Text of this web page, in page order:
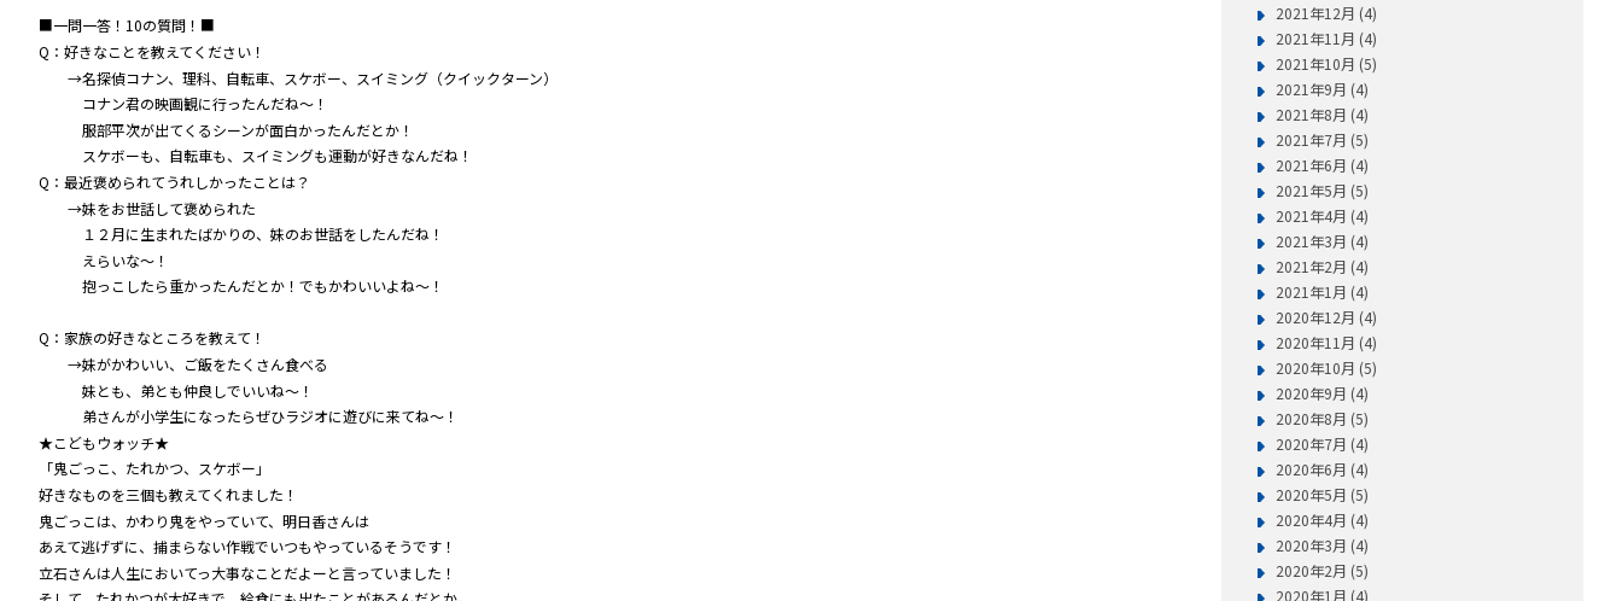
■一問一答！10の質問！■
Q：好きなことを教えてください！
→名探偵コナン、理科、自転車、スケボー、スイミング（クイックターン）
コナン君の映画観に行ったんだね～！
服部平次が出てくるシーンが面白かったんだとか！
スケボーも、自転車も、スイミングも運動が好きなんだね！
Q：最近褒められてうれしかったことは？
→妹をお世話して褒められた
１２月に生まれたばかりの、妹のお世話をしたんだね！
えらいな～！
抱っこしたら重かったんだとか！でもかわいいよね～！
Q：家族の好きなところを教えて！
→妹がかわいい、ご飯をたくさん食べる
妹とも、弟とも仲良しでいいね～！
弟さんが小学生になったらぜひラジオに遊びに来てね～！
★こどもウォッチ★
「鬼ごっこ、たれかつ、スケボー」
好きなものを三個も教えてくれました！
鬼ごっこは、かわり鬼をやっていて、明日香さんは
あえて逃げずに、捕まらない作戦でいつもやっているそうです！
立石さんは人生においてっ大事なことだよーと言っていました！
2021年12月 (4)
2021年11月 (4)
2021年10月 (5)
2021年9月 (4)
2021年8月 (4)
2021年7月 (5)
2021年6月 (4)
2021年5月 (5)
2021年4月 (4)
2021年3月 (4)
2021年2月 (4)
2021年1月 (4)
2020年12月 (4)
2020年11月 (4)
2020年10月 (5)
2020年9月 (4)
2020年8月 (5)
2020年7月 (4)
2020年6月 (4)
2020年5月 (5)
2020年4月 (4)
2020年3月 (4)
2020年2月 (5)
2020年1月 (4)